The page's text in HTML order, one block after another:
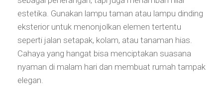
estetika. Gunakan lampu taman atau lampu dinding
eksterior untuk menonjolkan elemen tertentu
seperti jalan setapak, kolam, atau tanaman hias.
Cahaya yang hangat bisa menciptakan suasana
nyaman di malam hari dan membuat rumah tampak
elegan.